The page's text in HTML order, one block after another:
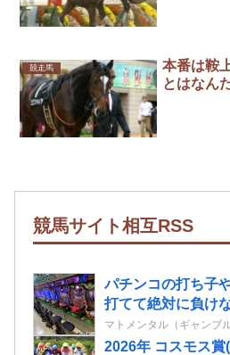
競走馬
本番は鞍
とはなん
競馬サイト相互RSS
パチンコの打ち子
打てて絶対に負け
ね？？？
マトメンタル（ギャンブル
2026年 コスモス賞